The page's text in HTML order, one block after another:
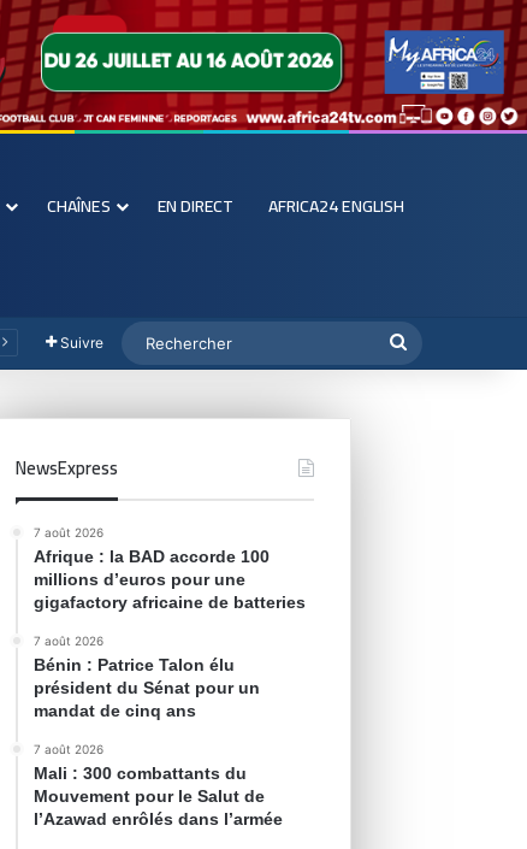
CHAÎNES EN DIRECT AFRICA24 ENGLISH
Suivre
NewsExpress
7 août 2026
Afrique : la BAD accorde 100
millions d’euros pour une
gigafactory africaine de batteries
7 août 2026
Bénin : Patrice Talon élu
président du Sénat pour un
mandat de cinq ans
7 août 2026
Mali : 300 combattants du
Mouvement pour le Salut de
l’Azawad enrôlés dans l’armée